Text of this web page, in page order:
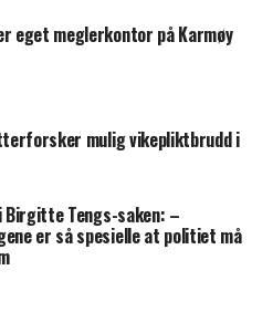
eget meglerkontor på Karmøy
mulig vikepliktbrudd i
Tengs-saken: –
er så spesielle at politiet må